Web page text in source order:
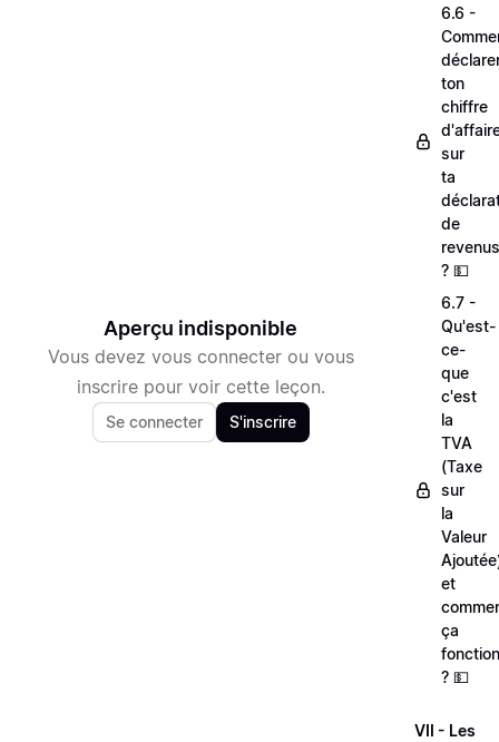
Aperçu indisponible
Vous devez vous connecter ou vous
inscrire pour voir cette leçon.
Se connecter S'inscrire
6.6 -
ton
chiffre
sur
ta
de
revenus
? 💵
6.7 -
Qu'est-
ce-
que
c'est
la
TVA
(Taxe
sur
la
Valeur
et
ça
? 💵
VII - Les